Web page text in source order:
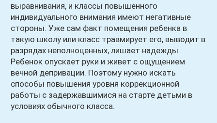
выравнивания, и классы повышенного
индивидуального внимания имеют негативные
стороны. Уже сам факт помещения ребенка в
такую школу или класс травмирует его, выводит в
разрядах неполноценных, лишает надежды.
Ребенок опускает руки и живет с ощущением
вечной депривации. Поэтому нужно искать
способы повышения уровня коррекционной
работы с задержавшимися на старте детьми в
условиях обычного класса.